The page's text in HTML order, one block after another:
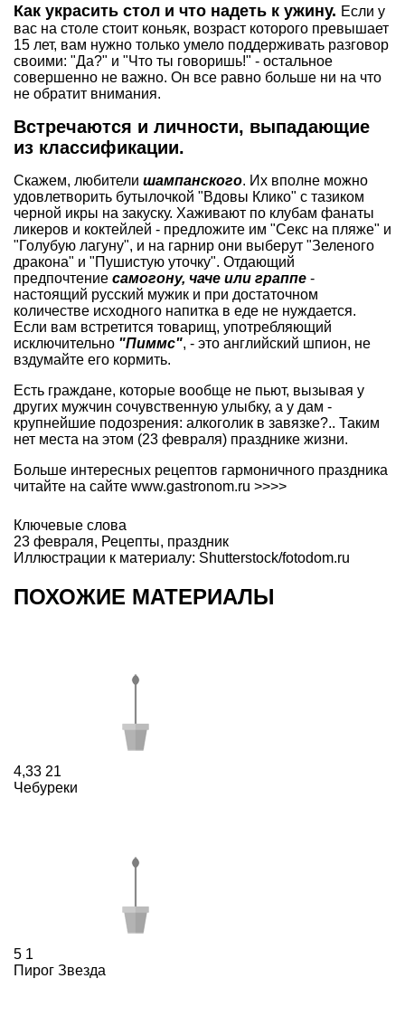
Как украсить стол и что надеть к ужину. Если у
вас на столе стоит коньяк, возраст которого превышает
15 лет, вам нужно только умело поддерживать разговор
своими: "Да?" и "Что ты говоришь!" - остальное
совершенно не важно. Он все равно больше ни на что
не обратит внимания.
Встречаются и личности, выпадающие
из классификации.
Скажем, любители шампанского. Их вполне можно
удовлетворить бутылочкой "Вдовы Клико" с тазиком
черной икры на закуску. Хаживают по клубам фанаты
ликеров и коктейлей - предложите им "Секс на пляже" и
"Голубую лагуну", и на гарнир они выберут "Зеленого
дракона" и "Пушистую уточку". Отдающий
предпочтение самогону, чаче или граппе -
настоящий русский мужик и при достаточном
количестве исходного напитка в еде не нуждается.
Если вам встретится товарищ, употребляющий
исключительно "Пиммс", - это английский шпион, не
вздумайте его кормить.
Есть граждане, которые вообще не пьют, вызывая у
других мужчин сочувственную улыбку, а у дам -
крупнейшие подозрения: алкоголик в завязке?.. Таким
нет места на этом (23 февраля) празднике жизни.
Больше интересных рецептов гармоничного праздника
читайте на сайте www.gastronom.ru >>>>
Ключевые слова
23 февраля, Рецепты, праздник
Иллюстрации к материалу: Shutterstock/fotodom.ru
ПОХОЖИЕ МАТЕРИАЛЫ
4,33 21
Чебуреки
5 1
Пирог Звезда